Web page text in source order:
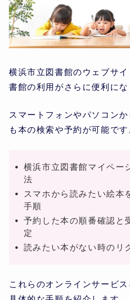
横浜市立図書館のウェブサ
書館の利用がさらに便利にな
スマートフォンやパソコン
も本の検索や予約が可能です
横浜市立図書館マイペー
法
スマホから読みたい絵本
手順
予約した本の順番確認と
定
読みたい本がない時のリ
これらのオンラインサービ